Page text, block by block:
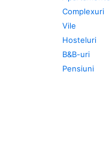
Complexuri
Vile
Hosteluri
B&B-uri
Pensiuni